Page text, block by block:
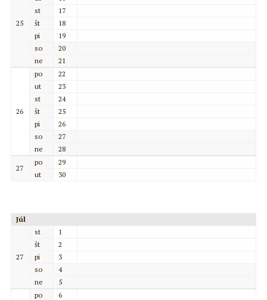
25
st
17
št
18
pi
19
so
20
ne
21
26
po
22
ut
23
st
24
št
25
pi
26
so
27
ne
28
27
po
29
ut
30
Júl
27
st
1
št
2
pi
3
so
4
ne
5
po
6